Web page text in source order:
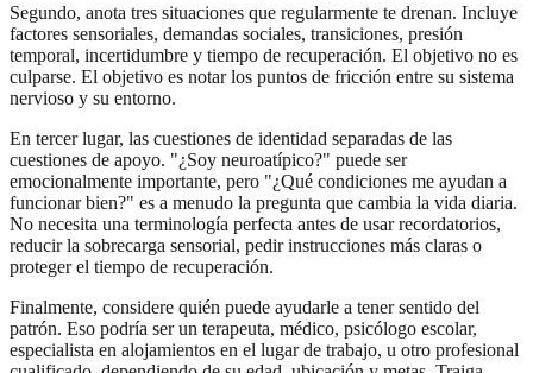
Segundo, anota tres situaciones que regularmente te drenan. Incluye
factores sensoriales, demandas sociales, transiciones, presión
temporal, incertidumbre y tiempo de recuperación. El objetivo no es
culparse. El objetivo es notar los puntos de fricción entre su sistema
nervioso y su entorno.
En tercer lugar, las cuestiones de identidad separadas de las
cuestiones de apoyo. "¿Soy neuroatípico?" puede ser
emocionalmente importante, pero "¿Qué condiciones me ayudan a
funcionar bien?" es a menudo la pregunta que cambia la vida diaria.
No necesita una terminología perfecta antes de usar recordatorios,
reducir la sobrecarga sensorial, pedir instrucciones más claras o
proteger el tiempo de recuperación.
Finalmente, considere quién puede ayudarle a tener sentido del
patrón. Eso podría ser un terapeuta, médico, psicólogo escolar,
especialista en alojamientos en el lugar de trabajo, u otro profesional